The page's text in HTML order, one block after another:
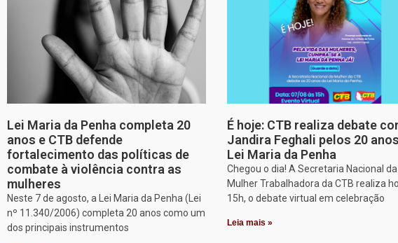
Lei Maria da Penha completa 20
anos e CTB defende
fortalecimento das políticas de
combate à violência contra as
mulheres
Neste 7 de agosto, a Lei Maria da Penha (Lei
nº 11.340/2006) completa 20 anos como um
dos principais instrumentos
É hoje: CTB realiza debate
Jandira Feghali pelos 20
Lei Maria da Penha
Chegou o dia! A Secretaria Nacional da
Mulher Trabalhadora da CTB realiza
15h, o debate virtual em celebração
Leia mais »